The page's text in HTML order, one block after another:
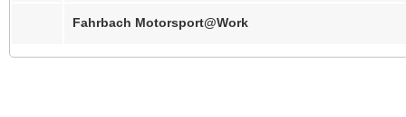
Fahrbach Motorsport@Work